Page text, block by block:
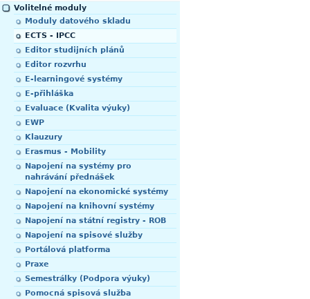
Volitelné moduly
Moduly datového skladu
ECTS - IPCC
Editor studijních plánů
Editor rozvrhu
E-learningové systémy
E-přihláška
Evaluace (Kvalita výuky)
EWP
Klauzury
Erasmus - Mobility
Napojení na systémy pro
nahrávání přednášek
Napojení na ekonomické systémy
Napojení na knihovní systémy
Napojení na státní registry - ROB
Napojení na spisové služby
Portálová platforma
Praxe
Semestrálky (Podpora výuky)
Pomocná spisová služba